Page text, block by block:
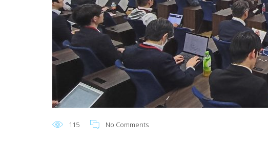
115 No Comments